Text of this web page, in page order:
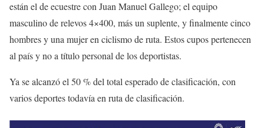
están el de ecuestre con Juan Manuel Gallego; el equipo
masculino de relevos 4×400, más un suplente, y finalmente cinco
hombres y una mujer en ciclismo de ruta. Estos cupos pertenecen
al país y no a título personal de los deportistas.
Ya se alcanzó el 50 % del total esperado de clasificación, con
varios deportes todavía en ruta de clasificación.